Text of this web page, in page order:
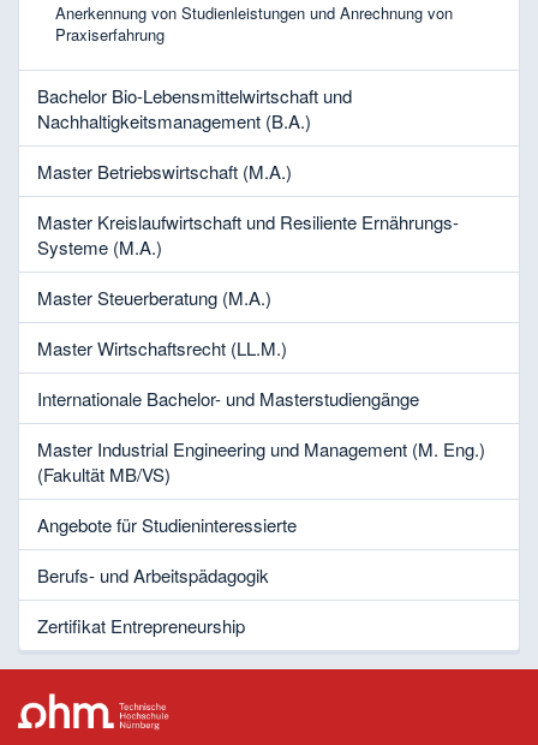
Anerkennung von Studienleistungen und Anrechnung von
Praxiserfahrung
Bachelor Bio-Lebensmittelwirtschaft und
Nachhaltigkeitsmanagement (B.A.)
Master Betriebswirtschaft (M.A.)
Master Kreislaufwirtschaft und Resiliente Ernährungs-
Systeme (M.A.)
Master Steuerberatung (M.A.)
Master Wirtschaftsrecht (LL.M.)
Internationale Bachelor- und Masterstudiengänge
Master Industrial Engineering und Management (M. Eng.)
(Fakultät MB/VS)
Angebote für Studieninteressierte
Berufs- und Arbeitspädagogik
Zertifikat Entrepreneurship